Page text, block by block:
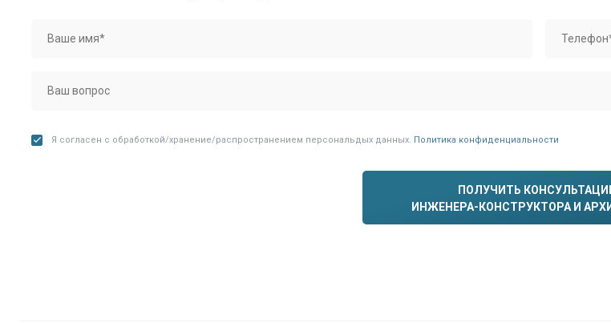
Я согласен с обработкой/хранение/распространением персональдых данных. Политика конфиденциальности
ПОЛУЧИТЬ
ИНЖЕНЕРА-КОНСТРУКТОРА И